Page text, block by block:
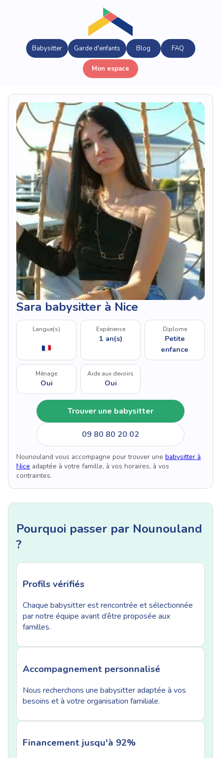
Babysitter Garde d'enfants Blog FAQ
Mon espace
Sara babysitter à Nice
Langue(s) Expérience
1 an(s)
Diplome
Petite
enfance
Ménage
Oui
Aide aux devoirs
Oui
Trouver une babysitter
09 80 80 20 02
Nounouland vous accompagne pour trouver une babysitter à
Nice adaptée à votre famille, à vos horaires, à vos
contraintes.
Pourquoi passer par Nounouland
?
Profils vérifiés
Chaque babysitter est rencontrée et sélectionnée
par notre équipe avant d’être proposée aux
familles.
Accompagnement personnalisé
Nous recherchons une babysitter adaptée à vos
besoins et à votre organisation familiale.
Financement jusqu'à 92%